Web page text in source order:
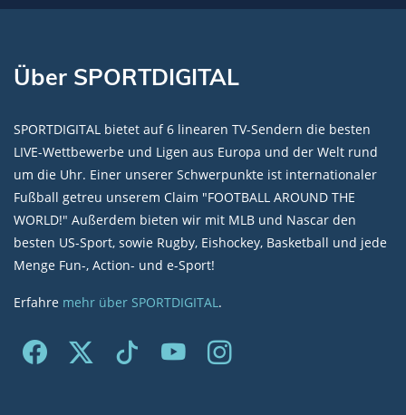
Über SPORTDIGITAL
SPORTDIGITAL bietet auf 6 linearen TV-Sendern die besten
LIVE-Wettbewerbe und Ligen aus Europa und der Welt rund
um die Uhr. Einer unserer Schwerpunkte ist internationaler
Fußball getreu unserem Claim "FOOTBALL AROUND THE
WORLD!" Außerdem bieten wir mit MLB und Nascar den
besten US-Sport, sowie Rugby, Eishockey, Basketball und jede
Menge Fun-, Action- und e-Sport!
Erfahre mehr über SPORTDIGITAL.